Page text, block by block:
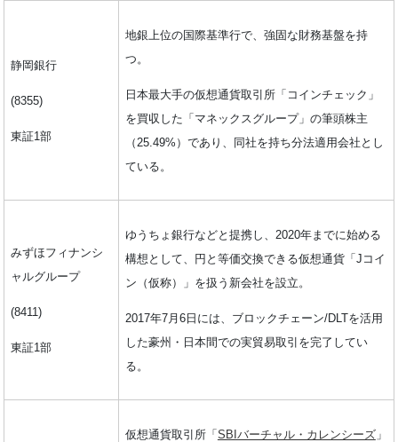
静岡銀行
(8355)
東証1部
地銀上位の国際基準行で、強固な財務基盤を持
つ。
日本最大手の仮想通貨取引所「コインチェック」
を買収した「マネックスグループ」の筆頭株主
（25.49%）であり、同社を持ち分法適用会社とし
ている。
みずほフィナンシ
ャルグループ
(8411)
東証1部
ゆうちょ銀行などと提携し、2020年までに始める
構想として、円と等価交換できる仮想通貨「Jコイ
ン（仮称）」を扱う新会社を設立。
2017年7月6日には、ブロックチェーン/DLTを活用
した豪州・日本間での実貿易取引を完了してい
る。
仮想通貨取引所「 SBIバーチャル・カレンシーズ」